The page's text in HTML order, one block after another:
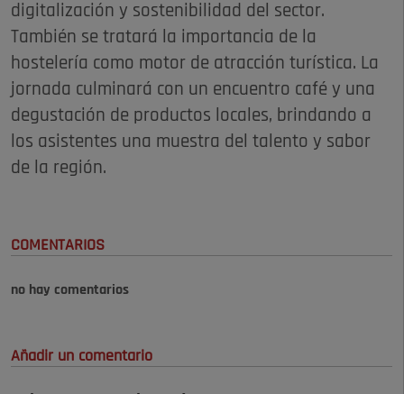
digitalización y sostenibilidad del sector.
También se tratará la importancia de la
hostelería como motor de atracción turística. La
jornada culminará con un encuentro café y una
degustación de productos locales, brindando a
los asistentes una muestra del talento y sabor
de la región.
COMENTARIOS
no hay comentarios
Añadir un comentario